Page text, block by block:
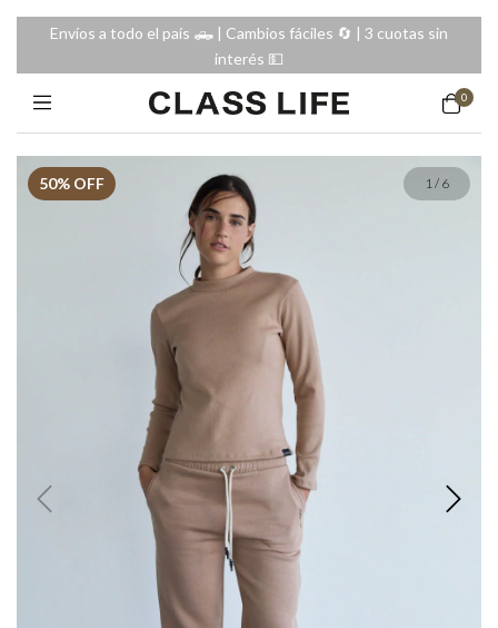
Envíos a todo el país 🛻 | Cambios fáciles 🔄️ | 3 cuotas sin
interés 💵
0
50% OFF 1/ 6